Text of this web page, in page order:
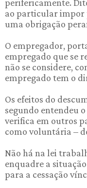
perifericamente.
ao particular impor
uma obrigação
O empregador,
empregado que se
não se considere,
empregado tem o
Os efeitos do
segundo entendeu
verifica em outros
como voluntária –
Não há na lei
enquadre a
para a cessação